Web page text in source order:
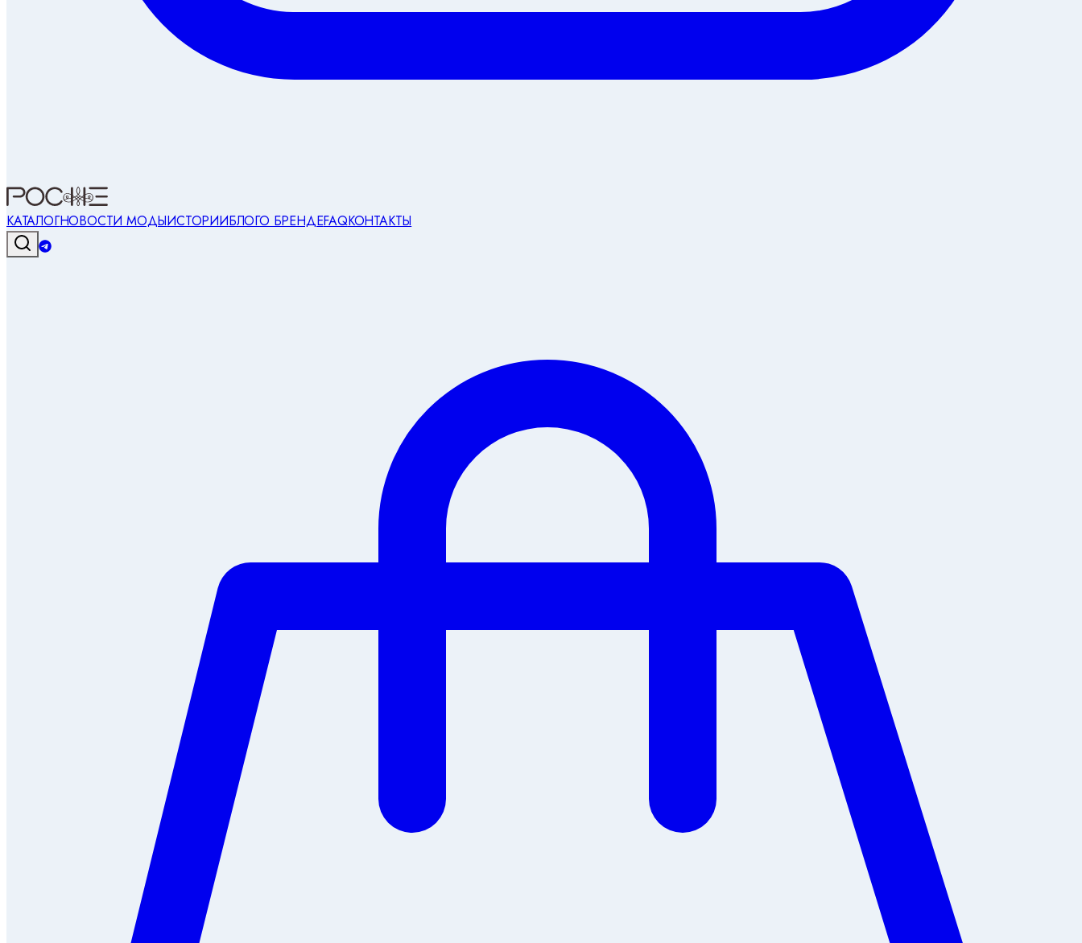
КАТАЛОГНОВОСТИ МОДЫИСТОРИИБЛОГО БРЕНДЕFAQКОНТАКТЫ